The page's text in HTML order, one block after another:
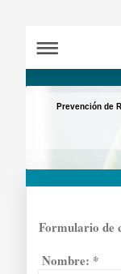
Prevención de
Formulario de
Nombre: *